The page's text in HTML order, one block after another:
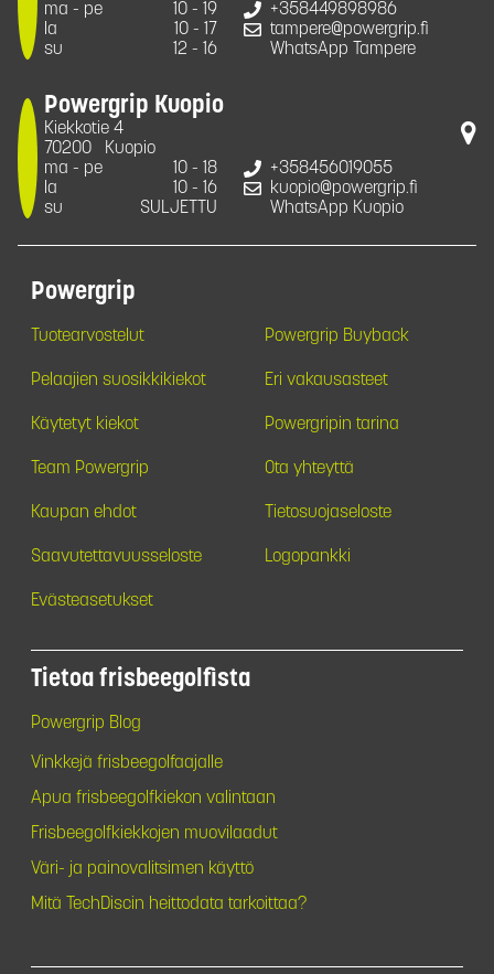
ma - pe
10 - 19
la
10 - 17
su
12 - 16
+358449898986
tampere@powergrip.fi
WhatsApp Tampere
Powergrip Kuopio
Kiekkotie 4
70200
Kuopio
ma - pe
10 - 18
la
10 - 16
su
SULJETTU
+358456019055
kuopio@powergrip.fi
WhatsApp Kuopio
Powergrip
Tuotearvostelut Powergrip Buyback
Pelaajien suosikkikiekot Eri vakausasteet
Käytetyt kiekot Powergripin tarina
Team Powergrip Ota yhteyttä
Kaupan ehdot Tietosuojaseloste
Saavutettavuusseloste Logopankki
Evästeasetukset
Tietoa frisbeegolfista
Powergrip Blog
Vinkkejä frisbeegolfaajalle
Apua frisbeegolfkiekon valintaan
Frisbeegolfkiekkojen muovilaadut
Väri- ja painovalitsimen käyttö
Mitä TechDiscin heittodata tarkoittaa?